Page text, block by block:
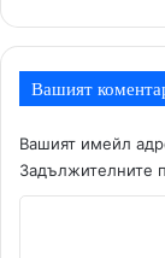
Вашият
Вашият имейл
Задължителните